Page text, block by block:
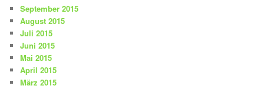
September 2015
August 2015
Juli 2015
Juni 2015
Mai 2015
April 2015
März 2015